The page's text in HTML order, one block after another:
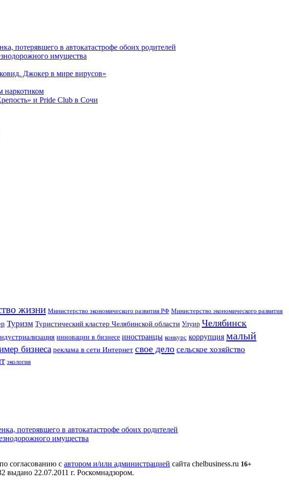
потерявшего в автокатастрофе обоих родителей
имущества
Джокер в мире вирусов»
наркотиком
и Pride Club в Сочи
жизни Министерство экономического развития РФ Министерство экономического развития
Туризм Туристический кластер Челябинской области Улуир Челябинск
инновации в бизнесе иностранцы конкурс коррупция малый
бизнеса реклама в сети Интернет свое дело сельское хозяйство
экология
потерявшего в автокатастрофе обоих родителей
имущества
согласованию с автором и/или администрацией сайта chelbusiness.ru 16+
22.07.2011 г. Роскомнадзором.